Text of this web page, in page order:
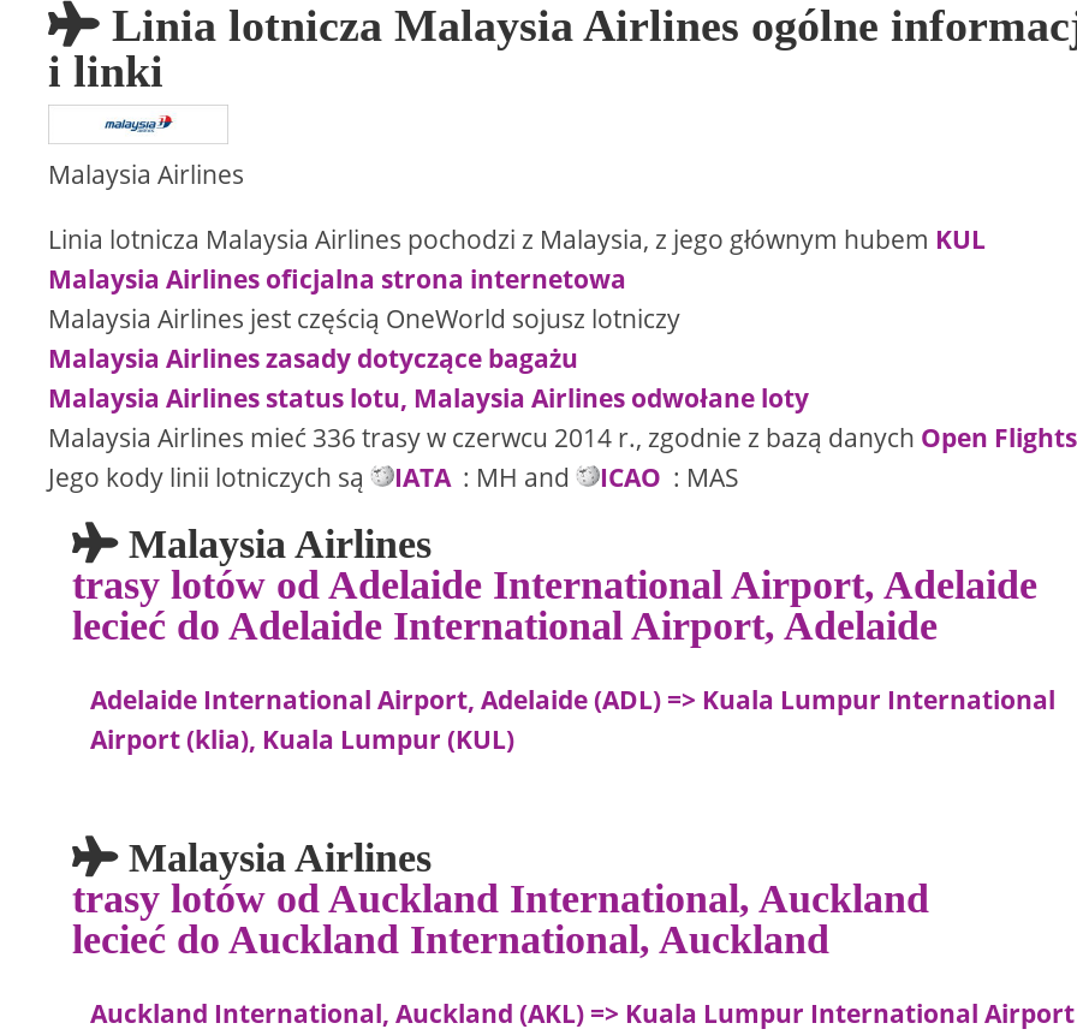
Linia lotnicza Malaysia Airlines ogólne
i linki
Malaysia Airlines
Linia lotnicza Malaysia Airlines pochodzi z Malaysia, z jego głównym hubem KUL
Malaysia Airlines oficjalna strona internetowa
Malaysia Airlines jest częścią OneWorld sojusz lotniczy
Malaysia Airlines zasady dotyczące bagażu
Malaysia Airlines status lotu, Malaysia Airlines odwołane loty
Malaysia Airlines mieć 336 trasy w czerwcu 2014 r., zgodnie z bazą danych Open Flights
Jego kody linii lotniczych są
IATA: MH and ICAO : MAS
Malaysia Airlines
trasy lotów od Adelaide International Airport, Adelaide
lecieć do Adelaide International Airport, Adelaide
Adelaide International Airport, Adelaide (ADL) => Kuala Lumpur International
Airport (klia), Kuala Lumpur (KUL)
Malaysia Airlines
trasy lotów od Auckland International, Auckland
lecieć do Auckland International, Auckland
Auckland International, Auckland (AKL) => Kuala Lumpur International Airport